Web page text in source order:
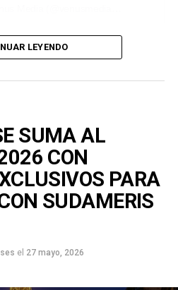
LEYENDO
SUMA AL
CON
PARA
SUDAMERIS
el 27 mayo, 2026